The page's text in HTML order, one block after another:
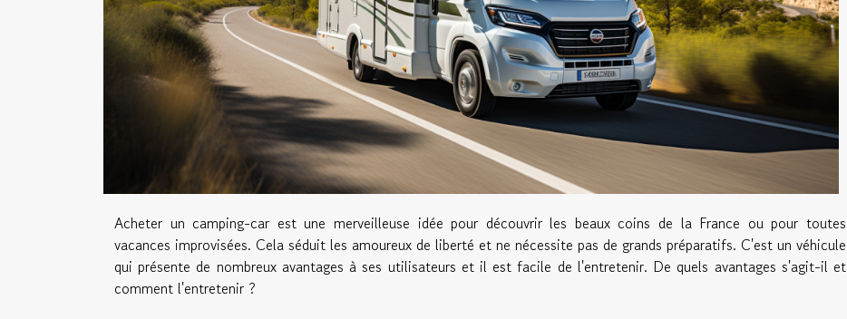
Acheter un camping-car est une merveilleuse idée pour découvrir les beaux coins de la France ou pour toutes
vacances improvisées. Cela séduit les amoureux de liberté et ne nécessite pas de grands préparatifs. C'est un véhicule
qui présente de nombreux avantages à ses utilisateurs et il est facile de l'entretenir. De quels avantages s'agit-il et
comment l'entretenir ?